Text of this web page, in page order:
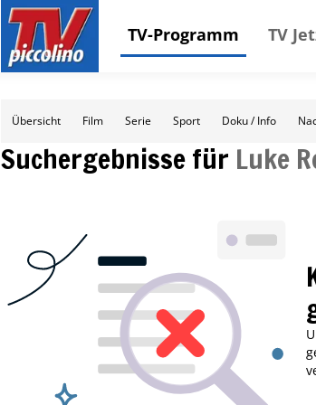
TV-Programm TV
Übersicht Film Serie Sport Doku / Info
Suchergebnisse für Luke